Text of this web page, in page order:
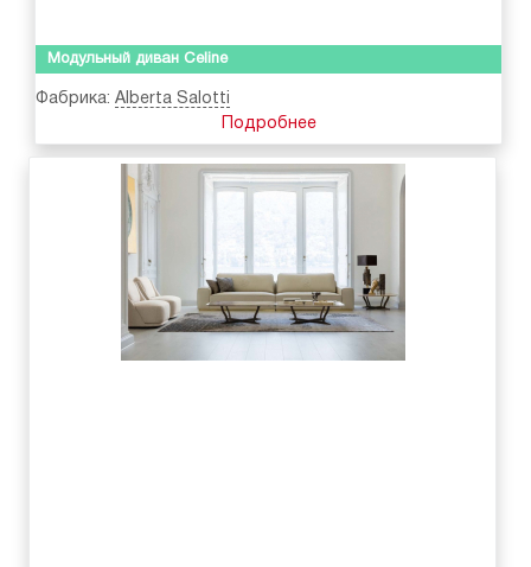
Модульный диван Celine
Фабрика: Alberta Salotti
Подробнее